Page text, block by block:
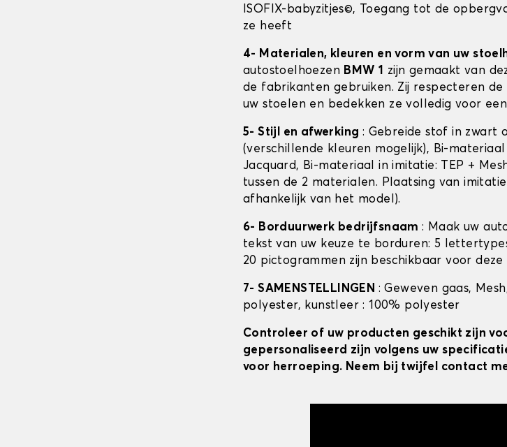
ISOFIX-babyzitjes©, Toegang tot de
ze heeft
4- Materialen, kleuren en vorm van uw
autostoelhoezen BMW 1 zijn gemaakt van
de fabrikanten gebruiken. Zij respecteren
uw stoelen en bedekken ze volledig voor
5- Stijl en afwerking : Gebreide stof in zwart
(verschillende kleuren mogelijk), Bi-
Jacquard, Bi-materiaal in imitatie: TEP +
tussen de 2 materialen. Plaatsing van
afhankelijk van het model).
6- Borduurwerk bedrijfsnaam: Maak uw
tekst van uw keuze te borduren: 5
20 pictogrammen zijn beschikbaar voor
7- SAMENSTELLINGEN : Geweven gaas,
polyester, kunstleer : 100% polyester
Controleer of uw producten geschikt zijn
gepersonaliseerd zijn volgens uw
voor herroeping. Neem bij twijfel contact